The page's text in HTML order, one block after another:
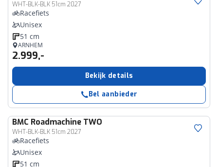
WHT-BLK-BLK 51cm 2027
Racefiets
Unisex
51 cm
ARNHEM
2.999,-
Bekijk details
Bel aanbieder
BMC Roadmachine TWO
WHT-BLK-BLK 51cm 2027
Racefiets
Unisex
51 cm